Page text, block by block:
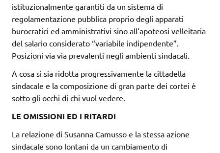
istituzionalmente garantiti da un sistema di
regolamentazione pubblica proprio degli apparati
burocratici ed amministrativi sino all’apoteosi velleitaria
del salario considerato “variabile indipendente”.
Posizioni via via prevalenti negli ambienti sindacali.
A cosa si sia ridotta progressivamente la cittadella
sindacale e la composizione di gran parte dei cortei è
sotto gli occhi di chi vuol vedere.
LE OMISSIONI ED I RITARDI
La relazione di Susanna Camusso e la stessa azione
sindacale sono lontani da un cambiamento di